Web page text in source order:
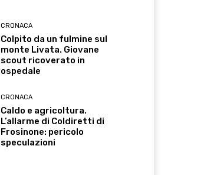
CRONACA
Colpito da un fulmine sul
monte Livata. Giovane
scout ricoverato in
ospedale
CRONACA
Caldo e agricoltura.
L’allarme di Coldiretti di
Frosinone: pericolo
speculazioni